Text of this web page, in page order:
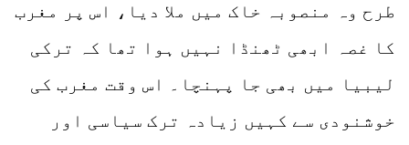
طرح وہ منصوبہ خاک میں ملا دیا، اس پر مغرب
کا غصہ ابھی ٹھنڈا نہیں ہوا تھا کہ ترکی
لیبیا میں بھی جا پہنچا۔ اس وقت مغرب کی
خوشنودی سے کہیں زیادہ ترک سیاسی اور